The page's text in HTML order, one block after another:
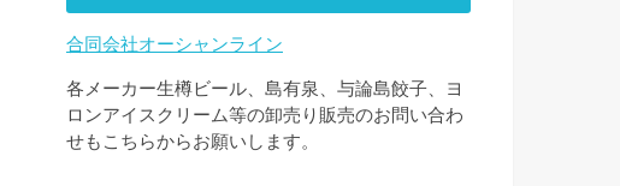
合同会社オーシャンライン
各メーカー生樽ビール、島有泉、与論島餃子、ヨ
ロンアイスクリーム等の卸売り販売のお問い合わ
せもこちらからお願いします。